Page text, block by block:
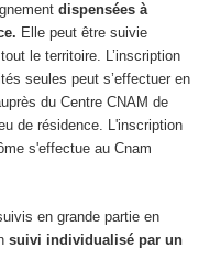
dispensées à
Elle peut être suivie
le territoire. L’inscription
seules peut s’effectuer en
du Centre CNAM de
de résidence. L'inscription
s'effectue au Cnam
en grande partie en
suivi individualisé par un